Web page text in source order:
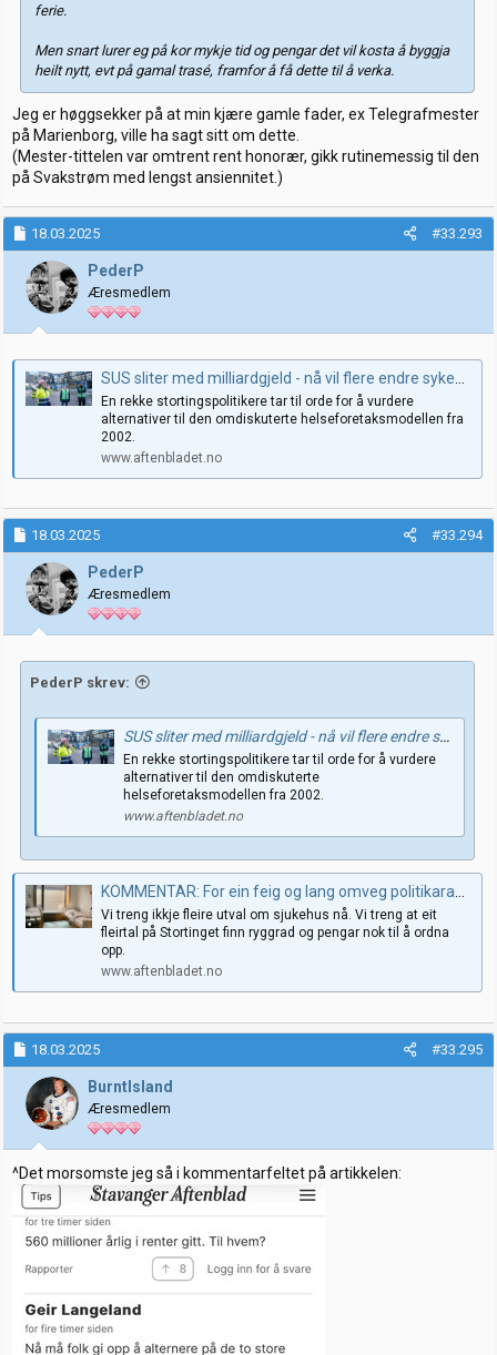
ferie.
Men snart lurer eg på kor mykje tid og pengar det vil kosta å byggja
heilt nytt, evt på gamal trasé, framfor å få dette til å verka.
Jeg er høggsekker på at min kjære gamle fader, ex Telegrafmester
på Marienborg, ville ha sagt sitt om dette.
(Mester-tittelen var omtrent rent honorær, gikk rutinemessig til den
på Svakstrøm med lengst ansiennitet.)
18.03.2025 #33.293
PederP
Æresmedlem
SUS sliter med milliardgjeld - nå vil flere endre sykehusmodellen
En rekke stortingspolitikere tar til orde for å vurdere
alternativer til den omdiskuterte helseforetaksmodellen fra
2002.
www.aftenbladet.no
18.03.2025 #33.294
PederP
Æresmedlem
PederP skrev:
SUS sliter med milliardgjeld - nå vil flere endre sykehusmodellen
En rekke stortingspolitikere tar til orde for å vurdere
alternativer til den omdiskuterte
helseforetaksmodellen fra 2002.
www.aftenbladet.no
KOMMENTAR: For ein feig og lang omveg politikarane vil ta
Vi treng ikkje fleire utval om sjukehus nå. Vi treng at eit
fleirtal på Stortinget finn ryggrad og pengar nok til å ordna
opp.
www.aftenbladet.no
18.03.2025 #33.295
BurntIsland
Æresmedlem
^Det morsomste jeg så i kommentarfeltet på artikkelen: